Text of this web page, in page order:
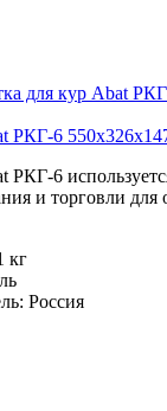
РКГ-6
РКГ-6
и торговли для
кг
Россия